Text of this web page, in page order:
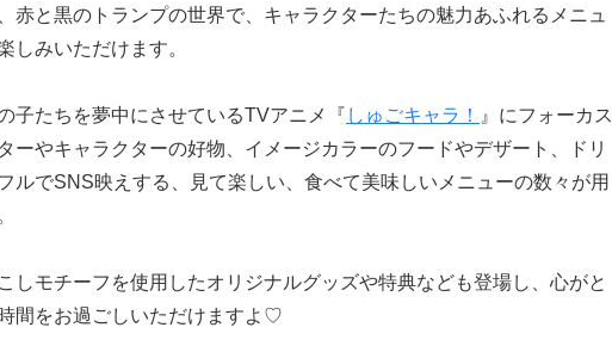
赤と黒のトランプの世界で、キャラクターたちの魅力あふれるメニュ
しみいただけます。
子たちを夢中にさせているTVアニメ『 しゅごキャラ！
』にフォーカス
ーやキャラクターの好物、イメージカラーのフードやデザート、ドリ
ルでSNS映えする、見て楽しい、食べて美味しいメニューの数々が用
しモチーフを使用したオリジナルグッズや特典なども登場し、心がと
間をお過ごしいただけますよ♡